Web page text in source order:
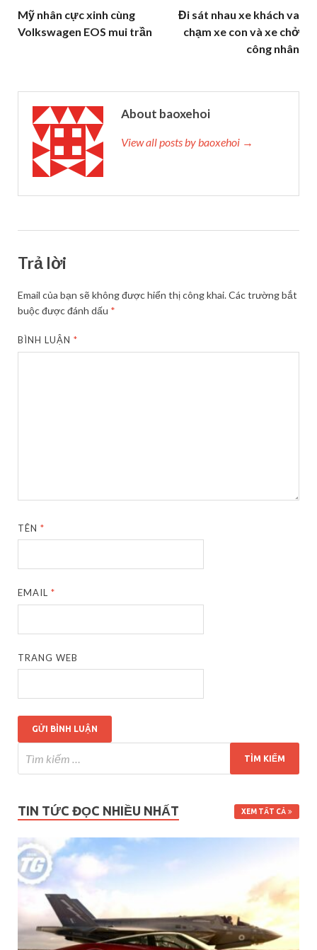
Mỹ nhân cực xinh cùng
Volkswagen EOS mui trần
Đi sát nhau xe khách va
chạm xe con và xe chở
công nhân
About baoxehoi
View all posts by baoxehoi →
Trả lời
Email của bạn sẽ không được hiển thị công khai.Các trường bắt
buộc được đánh dấu *
BÌNH LUẬN*
TÊN*
EMAIL*
TRANG WEB
TIN TỨC ĐỌC NHIỀU NHẤT XEM TẤT CẢ